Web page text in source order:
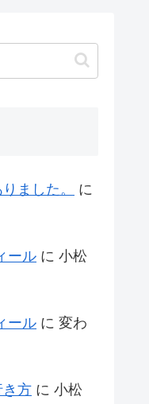
ました。
に
ール に 小松
ール に 変わ
き方 に 小松